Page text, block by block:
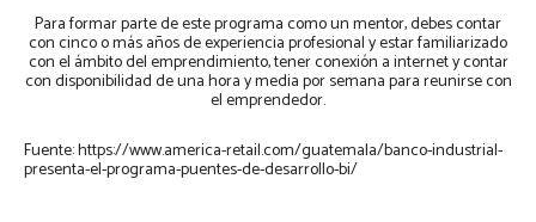
Para formar parte de este programa como un mentor, debes contar
con cinco o más años de experiencia profesional y estar familiarizado
con el ámbito del emprendimiento, tener conexión a internet y contar
con disponibilidad de una hora y media por semana para reunirse con
el emprendedor.
Fuente: https://www.america-retail.com/guatemala/banco-industrial-
presenta-el-programa-puentes-de-desarrollo-bi/